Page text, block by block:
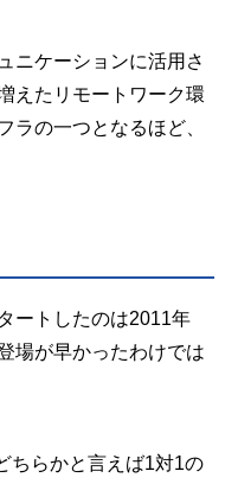
ニケーションに活用さ
えたリモートワーク環
ラの一つとなるほど、
ートしたのは2011年
場が早かったわけでは
ちらかと言えば1対1の